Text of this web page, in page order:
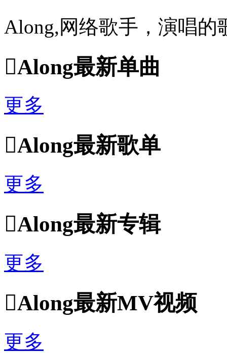
Along,网络歌手，演唱的
Along最新单曲
更多
Along最新歌单
更多
Along最新专辑
更多
Along最新MV视频
更多